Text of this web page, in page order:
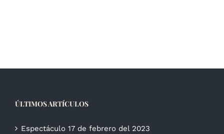
ÚLTIMOS ARTÍCULOS
Espectáculo 17 de febrero del 2023